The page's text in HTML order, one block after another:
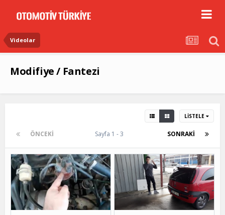
Videolar
Modifiye / Fantezi
LISTELE
ÖNCEKI SONRAKI
Sayfa 1 - 3